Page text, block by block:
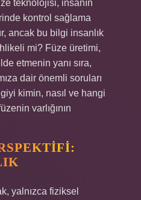
teknolojisi, insanın
kontrol sağlama
ancak bu bilgi insanlık
mi? Füze üretimi,
etmenin yanı sıra,
dair önemli soruları
kimin, nasıl ve hangi
varlığının
yalnızca fiziksel